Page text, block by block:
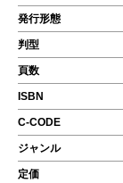
発行形態
判型
頁数
ISBN
C-CODE
ジャンル
定価